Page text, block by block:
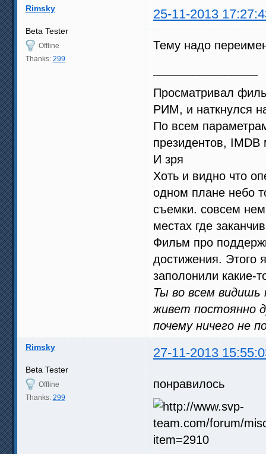
Rimsky 25-11-2013
Beta Tester
Offline
Thanks: 299
Тему надо
Просматривал
РИМ, и наткнулся
По всем
президентов,
И зря
Хоть и видно что
одном плане небо
съемки. совсем
местах где
Фильм про
достижения. Этого
заполонили какие-
Ты во всем
живет постоянно
почему ничего не
Rimsky 27-11-2013
Beta Tester
Offline
Thanks: 299
понравилось